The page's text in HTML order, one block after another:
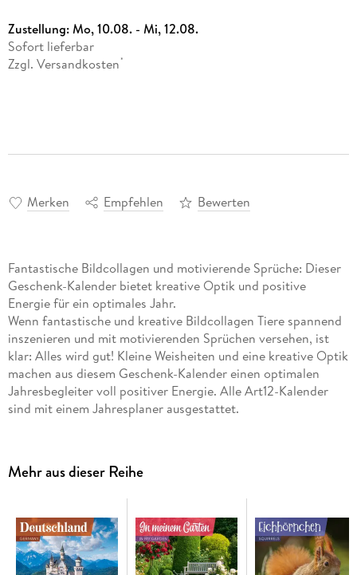
Zustellung:Mo, 10.08. - Mi, 12.08.
Sofort lieferbar
Zzgl. Versandkosten *
Merken Empfehlen Bewerten
Fantastische Bildcollagen und motivierende Sprüche: Dieser
Geschenk-Kalender bietet kreative Optik und positive
Energie für ein optimales Jahr.
Wenn fantastische und kreative Bildcollagen Tiere spannend
inszenieren und mit motivierenden Sprüchen versehen, ist
klar: Alles wird gut! Kleine Weisheiten und eine kreative Optik
machen aus diesem Geschenk-Kalender einen optimalen
Jahresbegleiter voll positiver Energie. Alle Art12-Kalender
sind mit einem Jahresplaner ausgestattet.
Inspirationskalender im schlanken Hochformat:
Auf Papier ausnachhaltiger Forstwirtschaftin
Deutschland produziert
Mehr aus dieser Reihe